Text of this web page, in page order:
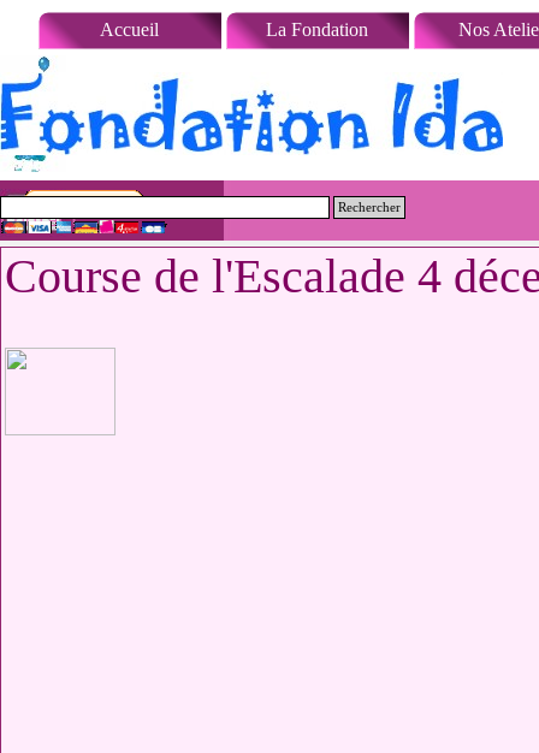
Aller au contenu
Rechercher
Accueil La Fondation Nos
Course de l'Escalade 4